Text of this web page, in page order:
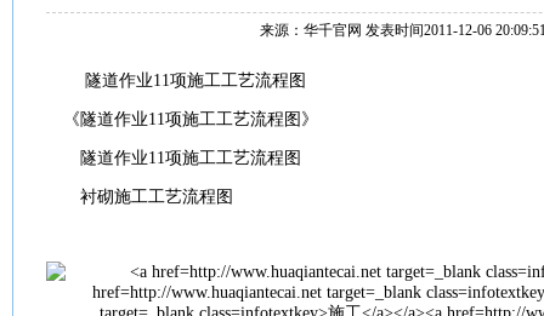
来源：华千官网 发表时间2011-12-06
隧道作业11项施工工艺流程图
《 隧道作业11项施工工艺流程图》
隧道作业11项施工工艺流程图
衬砌施工工艺流程图